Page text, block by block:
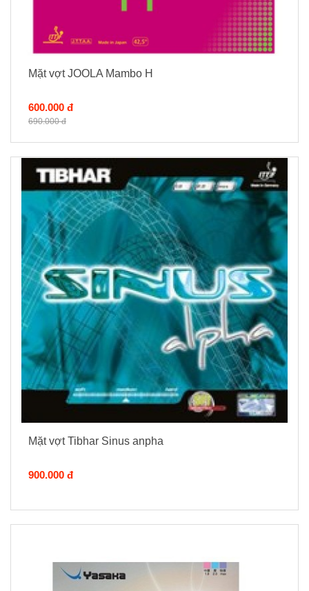
Mặt vợt JOOLA Mambo H
600.000 đ
690.000 đ
Mặt vợt Tibhar Sinus anpha
900.000 đ